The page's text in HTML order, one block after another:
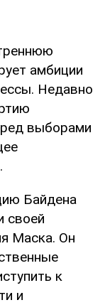
амбиции
Недавно
выборами
Байдена
своей
Маска. Он
к
и